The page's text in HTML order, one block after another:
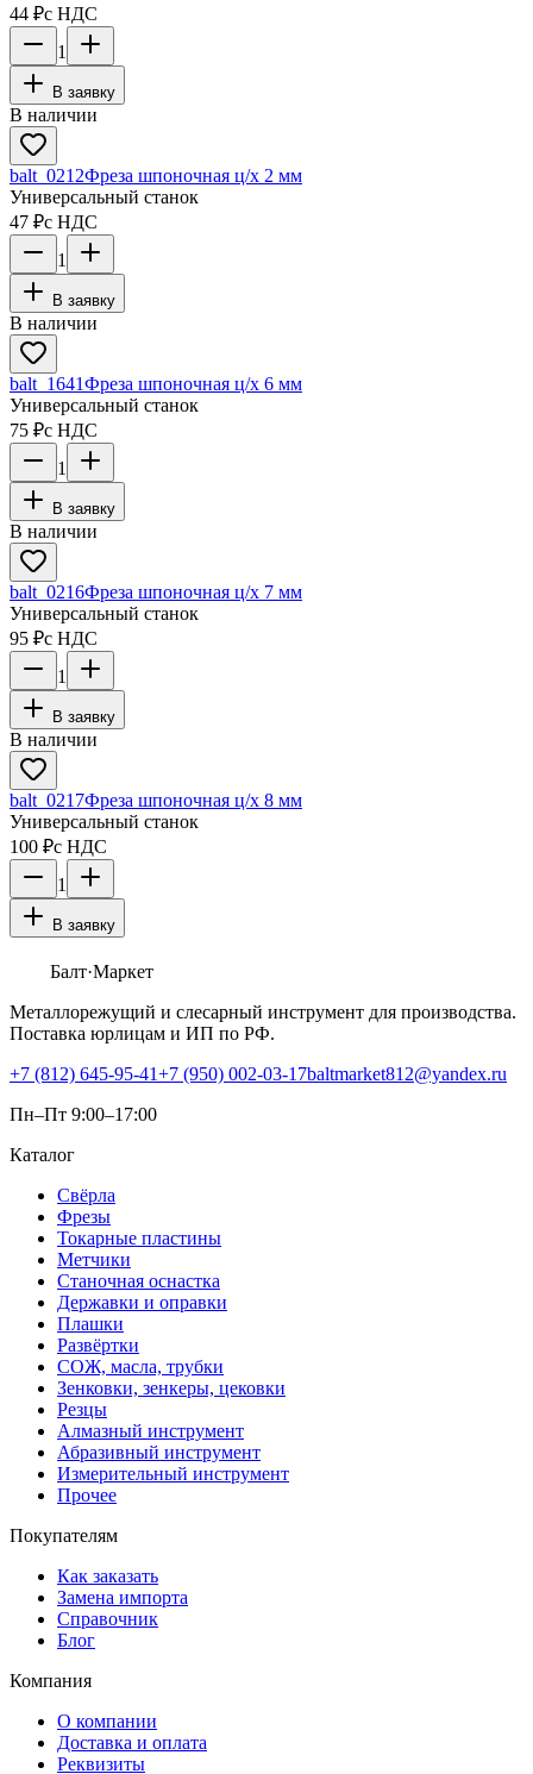
44 ₽с НДС
1
В заявку
В наличии
balt_0212Фреза шпоночная ц/х 2 мм
Универсальный станок
47 ₽с НДС
1
В заявку
В наличии
balt_1641Фреза шпоночная ц/х 6 мм
Универсальный станок
75 ₽с НДС
1
В заявку
В наличии
balt_0216Фреза шпоночная ц/х 7 мм
Универсальный станок
95 ₽с НДС
1
В заявку
В наличии
balt_0217Фреза шпоночная ц/х 8 мм
Универсальный станок
100 ₽с НДС
1
В заявку
Балт·Маркет
Металлорежущий и слесарный инструмент для производства.
Поставка юрлицам и ИП по РФ.
+7 (812) 645-95-41+7 (950) 002-03-17baltmarket812@yandex.ru
Пн–Пт 9:00–17:00
Каталог
Свёрла
Фрезы
Токарные пластины
Метчики
Станочная оснастка
Державки и оправки
Плашки
Развёртки
СОЖ, масла, трубки
Зенковки, зенкеры, цековки
Резцы
Алмазный инструмент
Абразивный инструмент
Измерительный инструмент
Прочее
Покупателям
Как заказать
Замена импорта
Справочник
Блог
Компания
О компании
Доставка и оплата
Реквизиты